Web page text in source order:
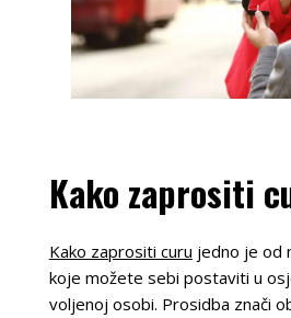
Kako zaprositi
Kako zaprositi curu jedno je od
koje možete sebi postaviti u
voljenoj osobi. Prosidba znači